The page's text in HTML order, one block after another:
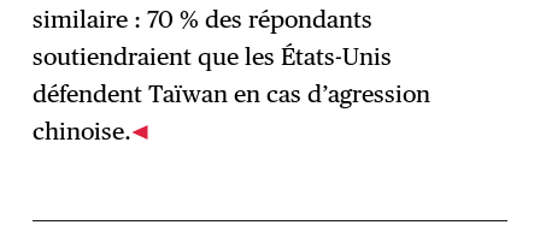
similaire : 70 % des répondants
soutiendraient que les États-Unis
défendent Taïwan en cas d’agression
chinoise.